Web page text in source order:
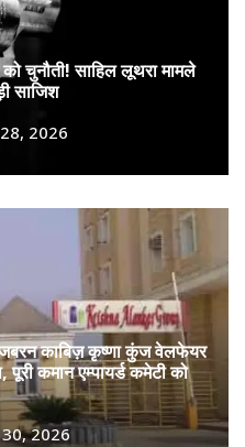
चुनौती! साहिल लूथरा मामले
साजिश
28, 2026
जबरन काबिज़ कृष्णा कुंज वेलफेयर
कमान एम्पायर्ड कमेटी को
30, 2026